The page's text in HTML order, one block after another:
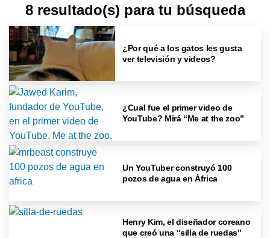
8 resultado(s) para tu búsqueda
¿Por qué a los gatos les gusta
ver televisión y videos?
¿Cual fue el primer video de
YouTube? Mirá “Me at the zoo”
Un YouTuber construyó 100
pozos de agua en África
Henry Kim, el diseñador coreano
que creó una “silla de ruedas”